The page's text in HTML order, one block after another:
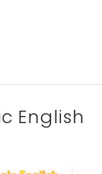
English